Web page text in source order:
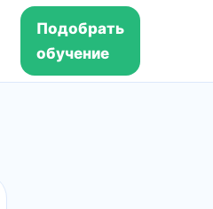
Подобрать
обучение